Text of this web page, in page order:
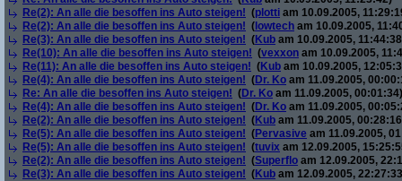
Re(2): An alle die besoffen ins Auto steigen! (plotti am 10.09.2005,
Re(2): An alle die besoffen ins Auto steigen! ( lowtech am 10.09.2005,
Re(3): An alle die besoffen ins Auto steigen! (Kub am 10.09.2005,
Re(10): An alle die besoffen ins Auto steigen! (vexxon am 10.09.2005,
Re(11): An alle die besoffen ins Auto steigen! (Kub am 10.09.2005,
Re(4): An alle die besoffen ins Auto steigen! (Dr. Ko am 11.09.2005,
Re: An alle die besoffen ins Auto steigen! (Dr. Ko am 11.09.2005, 00:01:34)
Re(4): An alle die besoffen ins Auto steigen! (Dr. Ko am 11.09.2005,
Re(2): An alle die besoffen ins Auto steigen! (Kub am 11.09.2005,
Re(5): An alle die besoffen ins Auto steigen! (Pervasive am 11.09.2005,
Re(5): An alle die besoffen ins Auto steigen! (tuvix am 12.09.2005,
Re(2): An alle die besoffen ins Auto steigen! (Superflo am 12.09.2005,
Re(3): An alle die besoffen ins Auto steigen! (Kub am 12.09.2005,